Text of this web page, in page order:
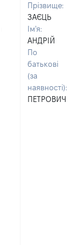
Прізвище:
ЗАЄЦЬ
Ім'я:
АНДРІЙ
По
батькові
(за
наявності):
ПЕТРОВИЧ